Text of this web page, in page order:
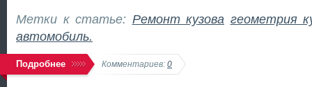
Метки к статье: Ремонт кузова геометрия
автомобиль.
Подробнее Комментариев: 0